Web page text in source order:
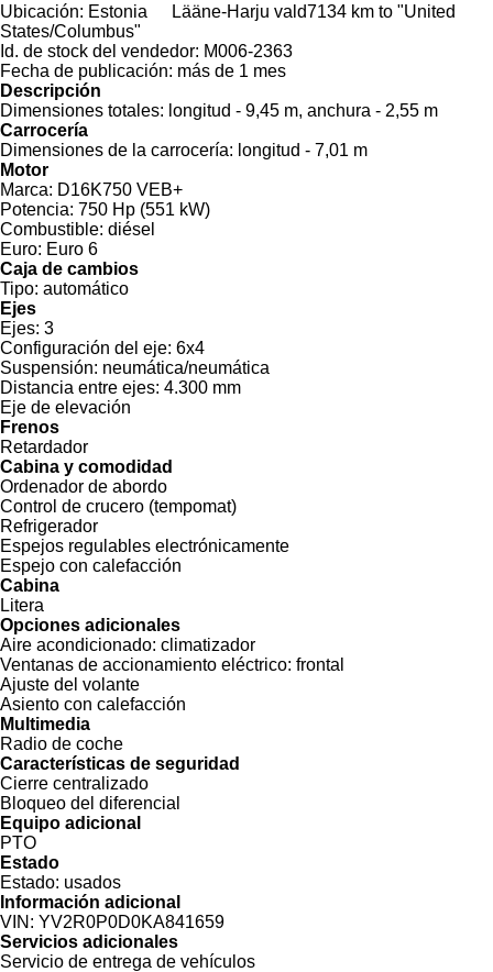
Ubicación: Estonia Lääne-Harju vald7134 km to "United
States/Columbus"
Id. de stock del vendedor: M006-2363
Fecha de publicación: más de 1 mes
Descripción
Dimensiones totales: longitud - 9,45 m, anchura - 2,55 m
Carrocería
Dimensiones de la carrocería: longitud - 7,01 m
Motor
Marca: D16K750 VEB+
Potencia: 750 Hp (551 kW)
Combustible: diésel
Euro: Euro 6
Caja de cambios
Tipo: automático
Ejes
Ejes: 3
Configuración del eje: 6x4
Suspensión: neumática/neumática
Distancia entre ejes: 4.300 mm
Eje de elevación
Frenos
Retardador
Cabina y comodidad
Ordenador de abordo
Control de crucero (tempomat)
Refrigerador
Espejos regulables electrónicamente
Espejo con calefacción
Cabina
Litera
Opciones adicionales
Aire acondicionado: climatizador
Ventanas de accionamiento eléctrico: frontal
Ajuste del volante
Asiento con calefacción
Multimedia
Radio de coche
Características de seguridad
Cierre centralizado
Bloqueo del diferencial
Equipo adicional
PTO
Estado
Estado: usados
Información adicional
VIN: YV2R0P0D0KA841659
Servicios adicionales
Servicio de entrega de vehículos